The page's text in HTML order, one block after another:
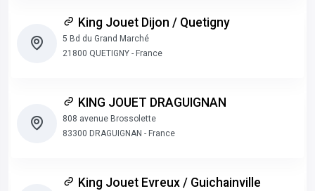
King Jouet Dijon / Quetigny
5 Bd du Grand Marché
21800 QUETIGNY - France
KING JOUET DRAGUIGNAN
808 avenue Brossolette
83300 DRAGUIGNAN - France
King Jouet Evreux / Guichainville